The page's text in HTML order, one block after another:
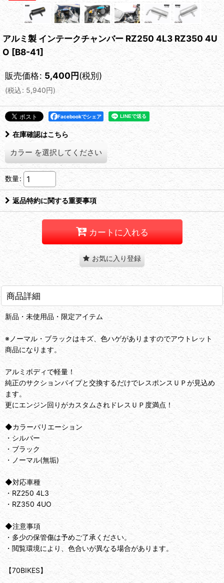
アルミ製 インテークチャンバー RZ250 4L3 RZ350 4U
O [B8-41]
販売価格: 5,400円(税別)
(税込: 5,940円)
Facebookでシェア
在庫確認はこちら
カラー を選択してください
数量:
返品特約に関する重要事項
カートに入れる
お気に入り登録
商品詳細
新品・未使用品・限定アイテム
※ノーマル・ブラックはキズ、色ハゲがありますのでアウトレット
商品になります。
アルミボディで軽量！
純正のサクションパイプと交換するだけでレスポンスＵＰが見込め
ます。
更にエンジン回りがカスタムされドレスＵＰ度満点！
◆カラーバリエーション
・シルバー
・ブラック
・ノーマル(無垢)
◆対応車種
・RZ250 4L3
・RZ350 4UO
◆注意事項
・多少の保管傷は予めご了承ください。
・閲覧環境により、色合いが異なる場合があります。
【70BIKES】